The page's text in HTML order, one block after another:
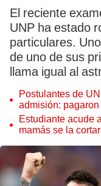
El reciente
UNP ha estado
particulares.
de uno de sus
llama igual al
Postulantes de
admisión:
Estudiante acude
mamás se la